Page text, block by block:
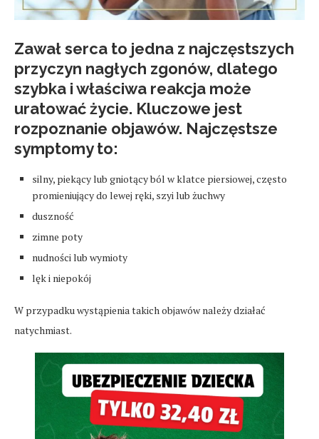
Zawał serca to jedna z najczęstszych
przyczyn nagłych zgonów, dlatego
szybka i właściwa reakcja może
uratować życie. Kluczowe jest
rozpoznanie objawów. Najczęstsze
symptomy to:
silny, piekący lub gniotący ból w klatce piersiowej, często
promieniujący do lewej ręki, szyi lub żuchwy
duszność
zimne poty
nudności lub wymioty
lęk i niepokój
W przypadku wystąpienia takich objawów należy działać
natychmiast.